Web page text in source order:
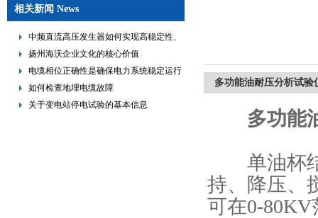
相关新闻 News
中频直流高压发生器如何实现高稳定性、
低纹波与便携式设计？
扬州海沃企业文化的核心价值
电缆相位正确性是确保电力系统稳定运行
的重要措施
如何检查地埋电缆故障
关于变电站停电试验的基本信息
多功能油耐压分析试验
多功能
单油杯结
持、降压、
可在0-